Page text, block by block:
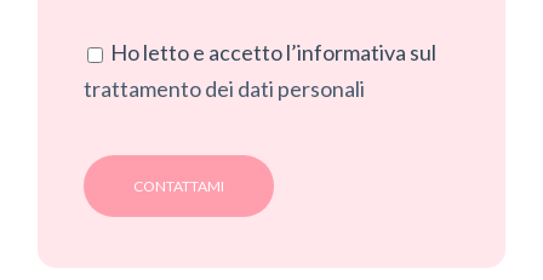
Ho letto e accetto l’informativa sul
trattamento dei dati personali